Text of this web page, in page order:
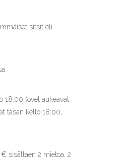
sitsit eli
18:00 (ovet aukeavat
tasan kello 18:00,
sisältäen 2 mietoa, 2